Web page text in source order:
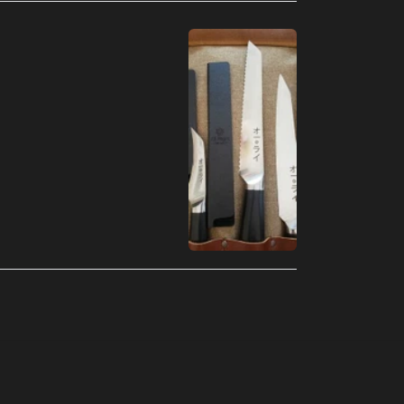
Aruba (MXN $)
Austrália (MXN $)
Áustria (MXN $)
Azerbaijão (MXN $)
Bahamas (MXN $)
Bangladesh (MXN $)
Barbados (MXN $)
Barein (MXN $)